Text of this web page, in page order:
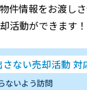
件情報をお渡し
活動ができます！
ない売却活動 対
ないよう訪問